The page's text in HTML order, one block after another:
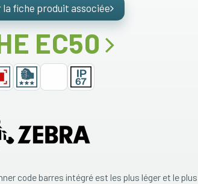
la fiche produit associée
EC50
code barres intégré est les plus léger et le plus